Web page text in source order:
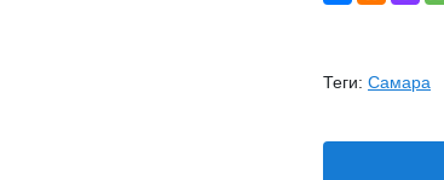
Теги: Самара